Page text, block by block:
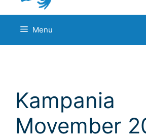
Menu
Kampania
Movember